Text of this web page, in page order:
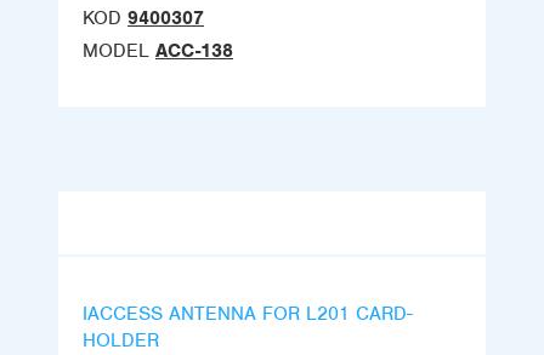
KOD 9400307
MODEL ACC-138
IACCESS ANTENNA FOR L201 CARD-
HOLDER